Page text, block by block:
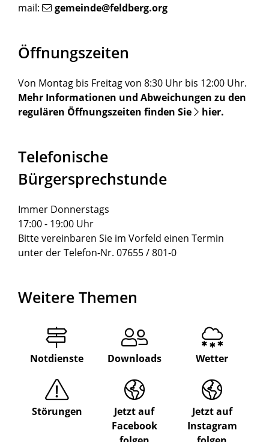
mail: gemeinde@feldberg.org
Öffnungszeiten
Von Montag bis Freitag von 8:30 Uhr bis 12:00 Uhr.
Mehr Informationen und Abweichungen zu den
regulären Öffnungszeiten finden Sie
hier.
Telefonische
Bürgersprechstunde
Immer Donnerstags
17:00 - 19:00 Uhr
Bitte vereinbaren Sie im Vorfeld einen Termin
unter der Telefon-Nr. 07655 / 801-0
Weitere Themen
Notdienste Downloads Wetter
Störungen
Jetzt auf
Facebook
Jetzt auf
Instagram